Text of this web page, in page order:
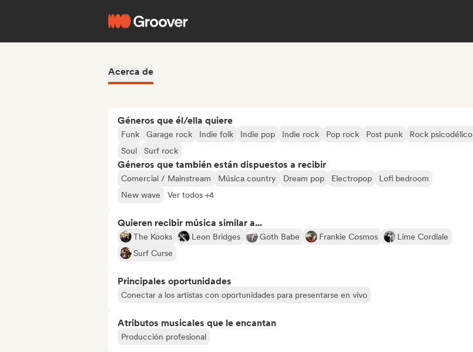
Acerca de
Géneros que él/ella quiere
Funk Garage rock Indie folk Indie pop Indie rock Pop rock Post punk
Rock psicodélico
Soul
Surf rock
Géneros que también están dispuestos a recibir
Comercial / Mainstream Música country Dream pop Electropop
Lofi bedroom
New wave
Ver todos +4
Quieren recibir música similar a...
The Kooks Leon Bridges Goth Babe Frankie Cosmos
Lime Cordiale
Surf Curse
Principales oportunidades
Conectar a los artistas con oportunidades para presentarse en vivo
Atributos musicales que le encantan
Producción profesional